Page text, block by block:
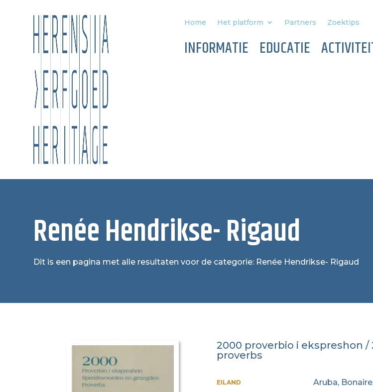
Home Het platform Partners Zoektips
INFORMATIE EDUCATIE
Renée Hendrikse- Rigaud
Dit is een pagina met alle resultaten voor de categorie: Renée Hendrikse- Rigaud
2000 proverbio i ekspreshon
proverbs
EILAND Aruba,